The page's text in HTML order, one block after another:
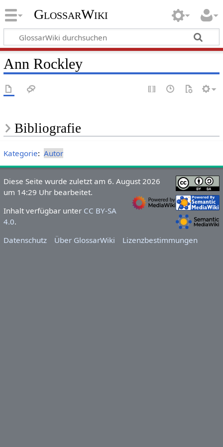
GlossarWiki
Ann Rockley
Bibliografie
Kategorie: Autor
Diese Seite wurde zuletzt am 6. August 2026
um 14:29 Uhr bearbeitet.
Inhalt verfügbar unter CC BY-SA
4.0.
Datenschutz
Über GlossarWiki Lizenzbestimmungen